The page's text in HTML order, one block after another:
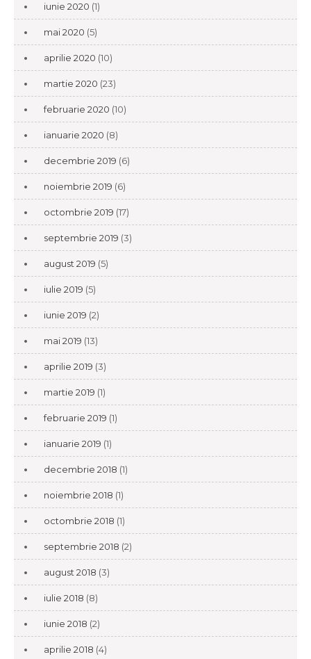
iunie 2020 (1)
mai 2020 (5)
aprilie 2020 (10)
martie 2020 (23)
februarie 2020 (10)
ianuarie 2020 (8)
decembrie 2019 (6)
noiembrie 2019 (6)
octombrie 2019 (17)
septembrie 2019 (3)
august 2019 (5)
iulie 2019 (5)
iunie 2019 (2)
mai 2019 (13)
aprilie 2019 (3)
martie 2019 (1)
februarie 2019 (1)
ianuarie 2019 (1)
decembrie 2018 (1)
noiembrie 2018 (1)
octombrie 2018 (1)
septembrie 2018 (2)
august 2018 (3)
iulie 2018 (8)
iunie 2018 (2)
aprilie 2018 (4)